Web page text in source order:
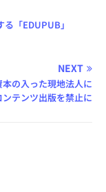
「EDUPUB」
NEXT
の入った現地法人に
テンツ出版を禁止に